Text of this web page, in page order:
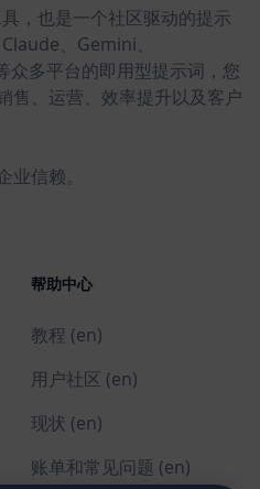
，也是一个社区驱动的提示
、Gemini、
多平台的即用型提示词，您
售、运营、效率提升以及客户
信赖。
帮助中心
教程 (en)
用户社区 (en)
现状 (en)
账单和常见问题 (en)